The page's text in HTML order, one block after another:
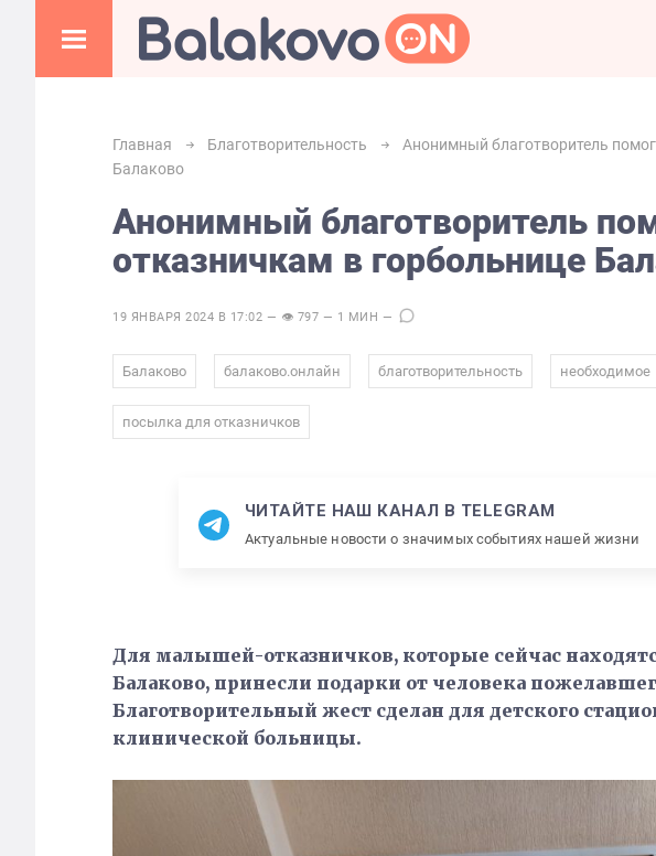
Главная Благотворительность
Анонимный благотворитель
Балаково
Анонимный благотворитель
отказничкам в горбольнице
19 ЯНВАРЯ 2024 В 17:02 — 👁 797 — 1 МИН —
Балаково балаково.онлайн благотворительность необходимое
посылка для отказничков
ЧИТАЙТЕ НАШ КАНАЛ В TELEGRAM
Актуальные новости о значимых событиях нашей жизни
Для малышей-отказничков, которые сейчас
Балаково, принесли подарки от человека
Благотворительный жест сделан для детского
клинической больницы.